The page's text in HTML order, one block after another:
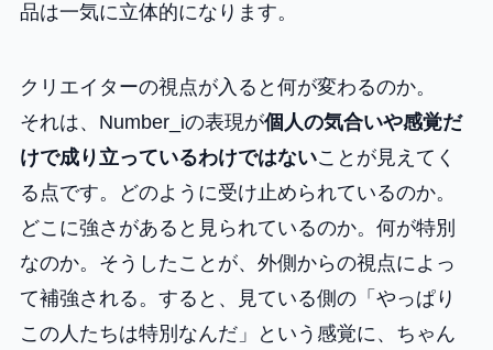
品は一気に立体的になります。
クリエイターの視点が入ると何が変わるのか。
それは、Number_iの表現が個人の気合いや感覚だ
けで成り立っているわけではないことが見えてく
る点です。どのように受け止められているのか。
どこに強さがあると見られているのか。何が特別
なのか。そうしたことが、外側からの視点によっ
て補強される。すると、見ている側の「やっぱり
この人たちは特別なんだ」という感覚に、ちゃん